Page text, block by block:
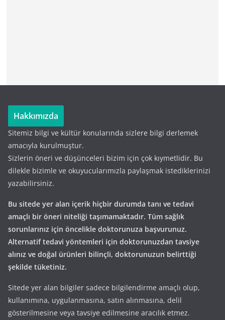
Hakkımızda
Sitemiz bilgi ve kültür konularında sizlere bilgi derlemek
amacıyla kurulmuştur.
Sizlerin öneri ve düşünceleri bizim için çok kıymetlidir. Bu
dilekle bizimle ve okuyucularımızla paylaşmak istediklerinizi
yazabilirsiniz.
Bu sitede yer alan içerik hiçbir durumda tanı ve tedavi
amaçlı bir öneri niteliği taşımamaktadır. Tüm sağlık
sorunlarınız için öncelikle doktorunuza başvurunuz.
Alternatif tedavi yöntemleri için doktorunuzdan tavsiye
alınız ve doğal ürünleri bilinçli, doktorunuzun belirttiği
şekilde tüketiniz.
Sitede yer alan bilgiler sadece bilgilendirme amaçlı olup,
kullanımına, uygulanmasına, satın alınmasına, delil
gösterilmesine veya tavsiye edilmesine aracılık etmez.